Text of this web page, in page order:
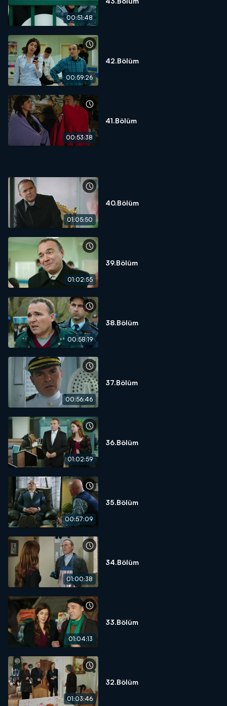
00:51:48
00:59:26
42.Bölüm
00:53:38
41.Bölüm
01:05:50
40.Bölüm
01:02:55
39.Bölüm
00:58:19
38.Bölüm
00:56:46
37.Bölüm
01:02:59
36.Bölüm
00:57:09
35.Bölüm
01:00:38
34.Bölüm
01:04:13
33.Bölüm
01:03:46
32.Bölüm